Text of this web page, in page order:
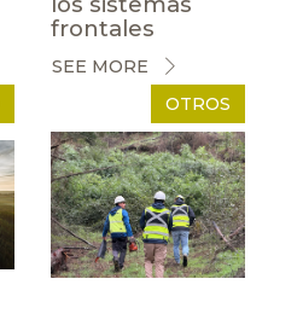
frontales
SEE MORE
OTROS